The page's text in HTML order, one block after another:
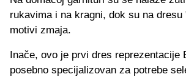
rukavima i na kragni, dok su na dresu
motivi zmaja.
Inače, ovo je prvi dres reprezentacije
posebno specijalizovan za potrebe